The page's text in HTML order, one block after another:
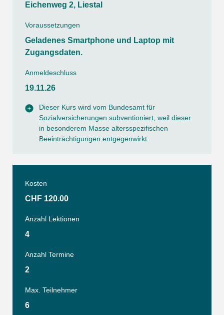
Eichenweg 2, Liestal
Voraussetzungen
Geladenes Smartphone und Laptop mit
Zugangsdaten.
Anmeldeschluss
19.11.26
Dieser Kurs wird vom Bundesamt für
Sozialversicherungen subventioniert, weil dieser
in besonderem Masse altersspezifischen
Beeinträchtigungen entgegenwirkt.
Kosten
CHF 120.00
Anzahl Lektionen
4
Anzahl Termine
2
Max. Teilnehmer
6